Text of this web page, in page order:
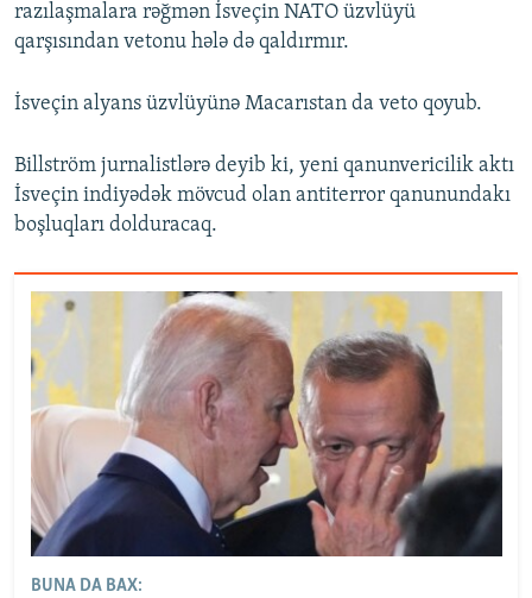
razılaşmalara rəğmən İsveçin NATO üzvlüyü
qarşısından vetonu hələ də qaldırmır.
İsveçin alyans üzvlüyünə Macarıstan da veto qoyub.
Billström jurnalistlərə deyib ki, yeni qanunvericilik aktı
İsveçin indiyədək mövcud olan antiterror qanunundakı
boşluqları dolduracaq.
BUNA DA BAX: